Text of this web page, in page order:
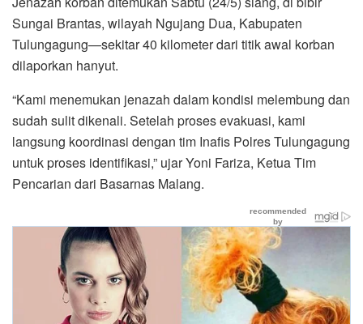
Sungai Brantas, wilayah Ngujang Dua, Kabupaten
Tulungagung—sekitar 40 kilometer dari titik awal korban
dilaporkan hanyut.
“Kami menemukan jenazah dalam kondisi melembung dan
sudah sulit dikenali. Setelah proses evakuasi, kami
langsung koordinasi dengan tim Inafis Polres Tulungagung
untuk proses identifikasi,” ujar Yoni Fariza, Ketua Tim
Pencarian dari Basarnas Malang.